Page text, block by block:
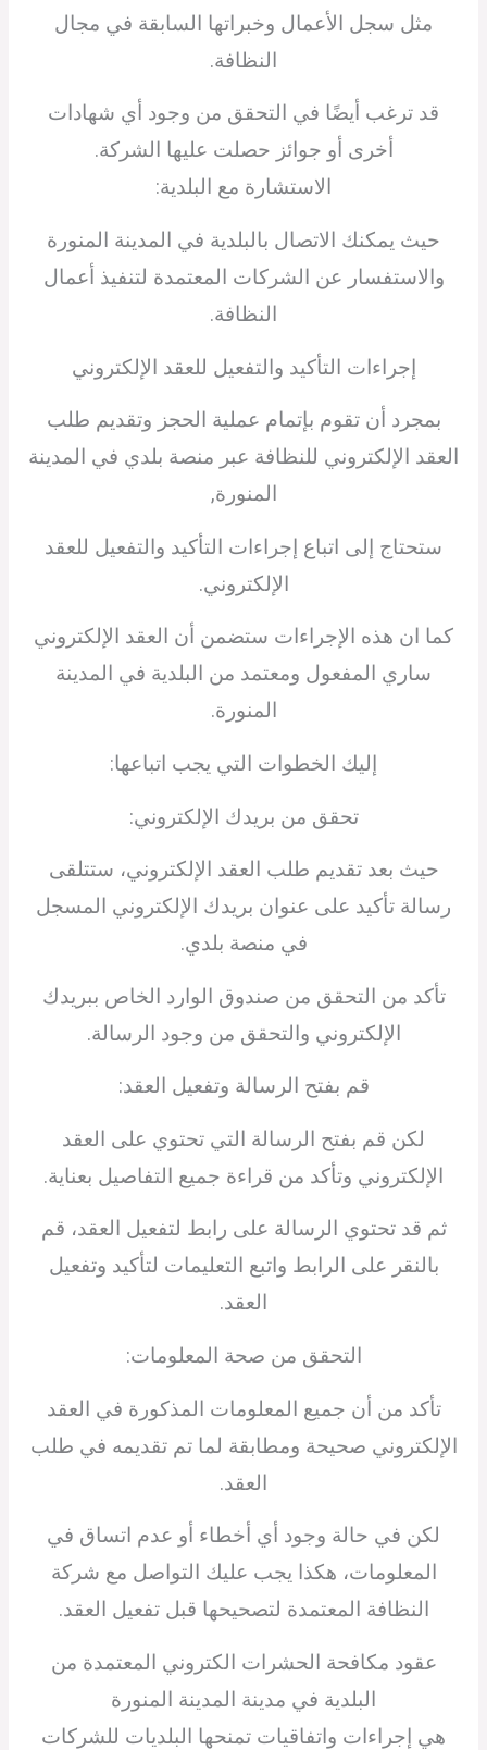
مثل سجل الأعمال وخبراتها السابقة في مجال
النظافة.
قد ترغب أيضًا في التحقق من وجود أي شهادات
أخرى أو جوائز حصلت عليها الشركة.
الاستشارة مع البلدية:
حيث يمكنك الاتصال بالبلدية في المدينة المنورة
والاستفسار عن الشركات المعتمدة لتنفيذ أعمال
النظافة.
إجراءات التأكيد والتفعيل للعقد الإلكتروني
بمجرد أن تقوم بإتمام عملية الحجز وتقديم طلب
العقد الإلكتروني للنظافة عبر منصة بلدي في المدينة
المنورة,
ستحتاج إلى اتباع إجراءات التأكيد والتفعيل للعقد
الإلكتروني.
كما ان هذه الإجراءات ستضمن أن العقد الإلكتروني
ساري المفعول ومعتمد من البلدية في المدينة
المنورة.
إليك الخطوات التي يجب اتباعها:
تحقق من بريدك الإلكتروني:
حيث بعد تقديم طلب العقد الإلكتروني، ستتلقى
رسالة تأكيد على عنوان بريدك الإلكتروني المسجل
في منصة بلدي.
تأكد من التحقق من صندوق الوارد الخاص ببريدك
الإلكتروني والتحقق من وجود الرسالة.
قم بفتح الرسالة وتفعيل العقد:
لكن قم بفتح الرسالة التي تحتوي على العقد
الإلكتروني وتأكد من قراءة جميع التفاصيل بعناية.
ثم قد تحتوي الرسالة على رابط لتفعيل العقد، قم
بالنقر على الرابط واتبع التعليمات لتأكيد وتفعيل
العقد.
التحقق من صحة المعلومات:
تأكد من أن جميع المعلومات المذكورة في العقد
الإلكتروني صحيحة ومطابقة لما تم تقديمه في طلب
العقد.
لكن في حالة وجود أي أخطاء أو عدم اتساق في
المعلومات، هكذا يجب عليك التواصل مع شركة
النظافة المعتمدة لتصحيحها قبل تفعيل العقد.
عقود مكافحة الحشرات الكتروني المعتمدة من
البلدية في مدينة المدينة المنورة
هي إجراءات واتفاقيات تمنحها البلديات للشركات